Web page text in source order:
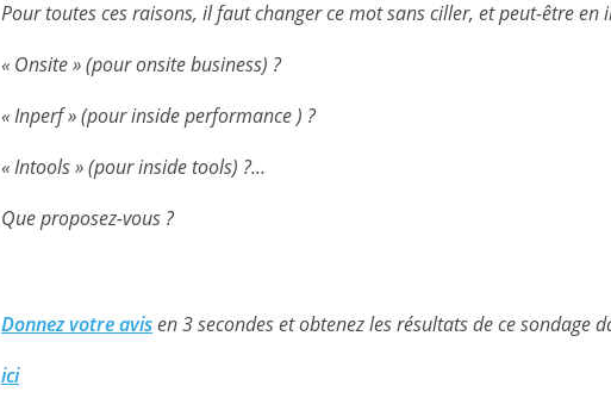
Pour toutes ces raisons, il faut changer ce mot sans ciller, et peut-être en
« Onsite » (pour onsite business) ?
« Inperf » (pour inside performance ) ?
« Intools » (pour inside tools) ?…
Que proposez-vous ?
Donnez votre avisen 3 secondes et obtenez les résultats de ce sondage
ici